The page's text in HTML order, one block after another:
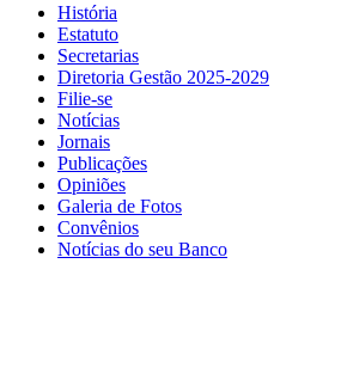
História
Estatuto
Secretarias
Diretoria Gestão 2025-2029
Filie-se
Notícias
Jornais
Publicações
Opiniões
Galeria de Fotos
Convênios
Notícias do seu Banco